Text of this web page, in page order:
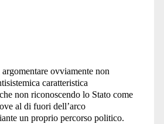
ovviamente non
caratteristica
non riconoscendo lo Stato come
al di fuori dell’arco
un proprio percorso politico.